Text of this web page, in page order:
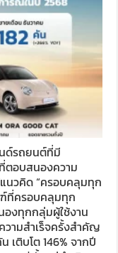
ด์รถยนต์ที่มี
อบสนองความ
นวคิด “ครอบคลุมทุก
ที่ครอบคลุมทุก
งทุกกลุ่มผู้ใช้งาน
วามสำเร็จครั้งสำคัญ
เติบโต 146% จากปี